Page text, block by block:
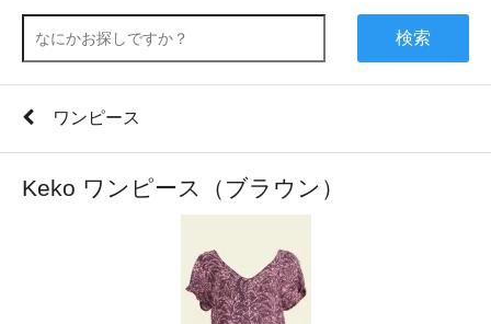
検索
ワンピース
Keko ワンピース（ブラウン）